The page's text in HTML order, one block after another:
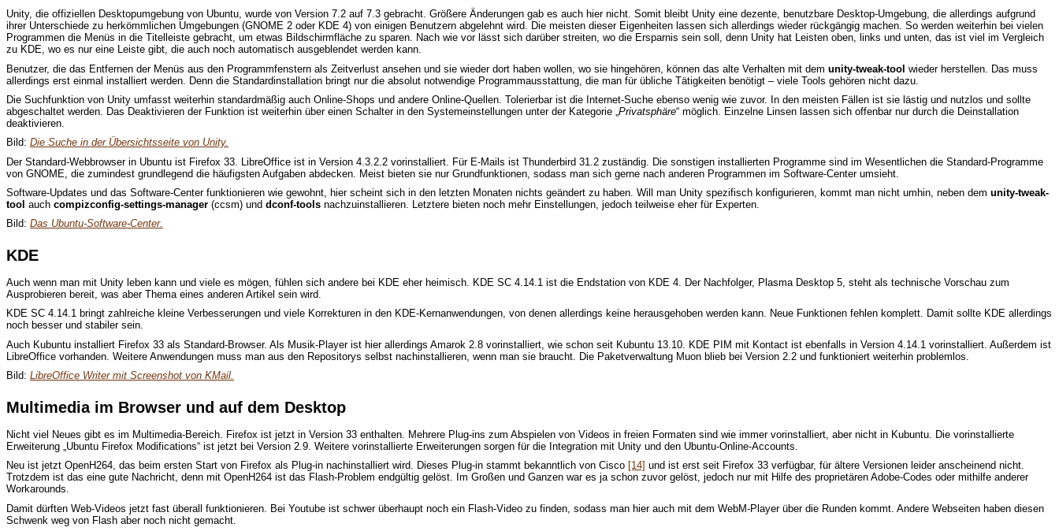
Unity, die offiziellen Desktopumgebung von Ubuntu, wurde von Version 7.2 auf 7.3 gebracht. Größere Änderungen gab es auch hier nicht. Somit bleibt Unity eine dezente, benutzbare Desktop-Umgebung, die allerdings aufgrund
ihrer Unterschiede zu herkömmlichen Umgebungen (GNOME 2 oder KDE 4) von einigen Benutzern abgelehnt wird. Die meisten dieser Eigenheiten lassen sich allerdings wieder rückgängig machen. So werden weiterhin bei vielen
Programmen die Menüs in die Titelleiste gebracht, um etwas Bildschirmfläche zu sparen. Nach wie vor lässt sich darüber streiten, wo die Ersparnis sein soll, denn Unity hat Leisten oben, links und unten, das ist viel im Vergleich
zu KDE, wo es nur eine Leiste gibt, die auch noch automatisch ausgeblendet werden kann.
Benutzer, die das Entfernen der Menüs aus den Programmfenstern als Zeitverlust ansehen und sie wieder dort haben wollen, wo sie hingehören, können das alte Verhalten mit dem unity-tweak-tool wieder herstellen. Das muss
allerdings erst einmal installiert werden. Denn die Standardinstallation bringt nur die absolut notwendige Programmausstattung, die man für übliche Tätigkeiten benötigt – viele Tools gehören nicht dazu.
Die Suchfunktion von Unity umfasst weiterhin standardmäßig auch Online-Shops und andere Online-Quellen. Tolerierbar ist die Internet-Suche ebenso wenig wie zuvor. In den meisten Fällen ist sie lästig und nutzlos und sollte
abgeschaltet werden. Das Deaktivieren der Funktion ist weiterhin über einen Schalter in den Systemeinstellungen unter der Kategorie „Privatsphäre“ möglich. Einzelne Linsen lassen sich offenbar nur durch die Deinstallation
deaktivieren.
Bild: Die Suche in der Übersichtsseite von Unity.
Der Standard-Webbrowser in Ubuntu ist Firefox 33. LibreOffice ist in Version 4.3.2.2 vorinstalliert. Für E-Mails ist Thunderbird 31.2 zuständig. Die sonstigen installierten Programme sind im Wesentlichen die Standard-Programme
von GNOME, die zumindest grundlegend die häufigsten Aufgaben abdecken. Meist bieten sie nur Grundfunktionen, sodass man sich gerne nach anderen Programmen im Software-Center umsieht.
Software-Updates und das Software-Center funktionieren wie gewohnt, hier scheint sich in den letzten Monaten nichts geändert zu haben. Will man Unity spezifisch konfigurieren, kommt man nicht umhin, neben dem unity-tweak-
tool auch compizconfig-settings-manager (ccsm) und dconf-tools nachzuinstallieren. Letztere bieten noch mehr Einstellungen, jedoch teilweise eher für Experten.
Bild: Das Ubuntu-Software-Center.
KDE
Auch wenn man mit Unity leben kann und viele es mögen, fühlen sich andere bei KDE eher heimisch. KDE SC 4.14.1 ist die Endstation von KDE 4. Der Nachfolger, Plasma Desktop 5, steht als technische Vorschau zum
Ausprobieren bereit, was aber Thema eines anderen Artikel sein wird.
KDE SC 4.14.1 bringt zahlreiche kleine Verbesserungen und viele Korrekturen in den KDE-Kernanwendungen, von denen allerdings keine herausgehoben werden kann. Neue Funktionen fehlen komplett. Damit sollte KDE allerdings
noch besser und stabiler sein.
Auch Kubuntu installiert Firefox 33 als Standard-Browser. Als Musik-Player ist hier allerdings Amarok 2.8 vorinstalliert, wie schon seit Kubuntu 13.10. KDE PIM mit Kontact ist ebenfalls in Version 4.14.1 vorinstalliert. Außerdem ist
LibreOffice vorhanden. Weitere Anwendungen muss man aus den Repositorys selbst nachinstallieren, wenn man sie braucht. Die Paketverwaltung Muon blieb bei Version 2.2 und funktioniert weiterhin problemlos.
Bild: LibreOffice Writer mit Screenshot von KMail.
Multimedia im Browser und auf dem Desktop
Nicht viel Neues gibt es im Multimedia-Bereich. Firefox ist jetzt in Version 33 enthalten. Mehrere Plug-ins zum Abspielen von Videos in freien Formaten sind wie immer vorinstalliert, aber nicht in Kubuntu. Die vorinstallierte
Erweiterung „Ubuntu Firefox Modifications“ ist jetzt bei Version 2.9. Weitere vorinstallierte Erweiterungen sorgen für die Integration mit Unity und den Ubuntu-Online-Accounts.
Neu ist jetzt OpenH264, das beim ersten Start von Firefox als Plug-in nachinstalliert wird. Dieses Plug-in stammt bekanntlich von Cisco [14] und ist erst seit Firefox 33 verfügbar, für ältere Versionen leider anscheinend nicht.
Trotzdem ist das eine gute Nachricht, denn mit OpenH264 ist das Flash-Problem endgültig gelöst. Im Großen und Ganzen war es ja schon zuvor gelöst, jedoch nur mit Hilfe des proprietären Adobe-Codes oder mithilfe anderer
Workarounds.
Damit dürften Web-Videos jetzt fast überall funktionieren. Bei Youtube ist schwer überhaupt noch ein Flash-Video zu finden, sodass man hier auch mit dem WebM-Player über die Runden kommt. Andere Webseiten haben diesen
Schwenk weg von Flash aber noch nicht gemacht.